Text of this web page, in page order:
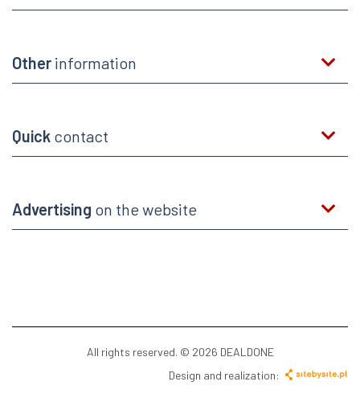
Other information
Quick contact
Advertising on the website
All rights reserved. © 2026 DEALDONE
Design and realization: